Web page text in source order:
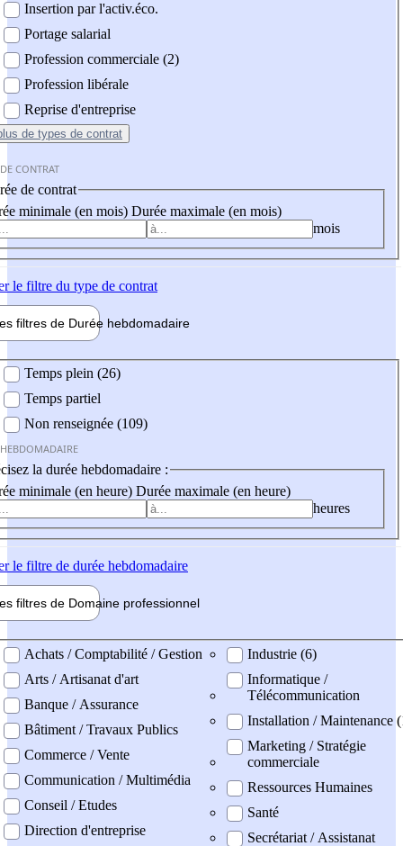
Insertion par l'activ.éco.
Portage salarial
Profession commerciale (2)
Profession libérale
Reprise d'entreprise
de types de contrat
CONTRAT
de contrat
minimale (en mois) Durée maximale (en mois)
mois
le filtre du type de contrat
filtres de Durée hebdomadaire
Temps plein (26)
Temps partiel
Non renseignée (109)
la durée hebdomadaire :
minimale (en heure) Durée maximale (en heure)
heures
le filtre de durée hebdomadaire
filtres de Domaine professionnel
professionel
Achats / Comptabilité / Gestion
Arts / Artisanat d'art
Banque / Assurance
Bâtiment / Travaux Publics
Commerce / Vente
Communication / Multimédia
Conseil / Etudes
Direction d'entreprise
Industrie (6)
Informatique /
Télécommunication
Installation / Maintenance
Marketing / Stratégie
commerciale
Ressources Humaines
Santé
Secrétariat / Assistanat